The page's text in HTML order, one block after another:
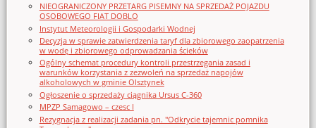
NIEOGRANICZONY PRZETARG PISEMNY NA SPRZEDAŻ POJAZDU
OSOBOWEGO FIAT DOBLO
Instytut Meteorologii i Gospodarki Wodnej
Decyzja w sprawie zatwierdzenia taryf dla zbiorowego zaopatrzenia
w wodę i zbiorowego odprowadzania ścieków
Ogólny schemat procedury kontroli przestrzegania zasad i
warunków korzystania z zezwoleń na sprzedaż napojów
alkoholowych w gminie Olsztynek
Ogłoszenie o sprzedaży ciągnika Ursus C-360
MPZP Samagowo – czesc I
Rezygnacja z realizacji zadania pn. "Odkrycie tajemnic pomnika